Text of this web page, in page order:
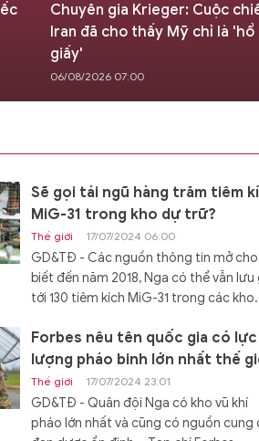
Chuyên gia Krieger: Cuộc
Iran đã cho thấy Mỹ chỉ là 'hổ
giấy'
06/08/2026 07:00
Sẽ gọi tái ngũ hàng trăm tiêm
MiG-31 trong kho dự trữ?
Thế giới 17/07/2024 06:00
GD&TĐ - Các nguồn thông tin mở cho
biết đến năm 2018, Nga có thể vẫn lưu
tới 130 tiêm kích MiG-31 trong các
Forbes nêu tên quốc gia có lực
lượng pháo binh lớn nhất thế
Thế giới 17/07/2024 23:01
GD&TĐ - Quân đội Nga có kho vũ khí
pháo lớn nhất và cũng có nguồn cung